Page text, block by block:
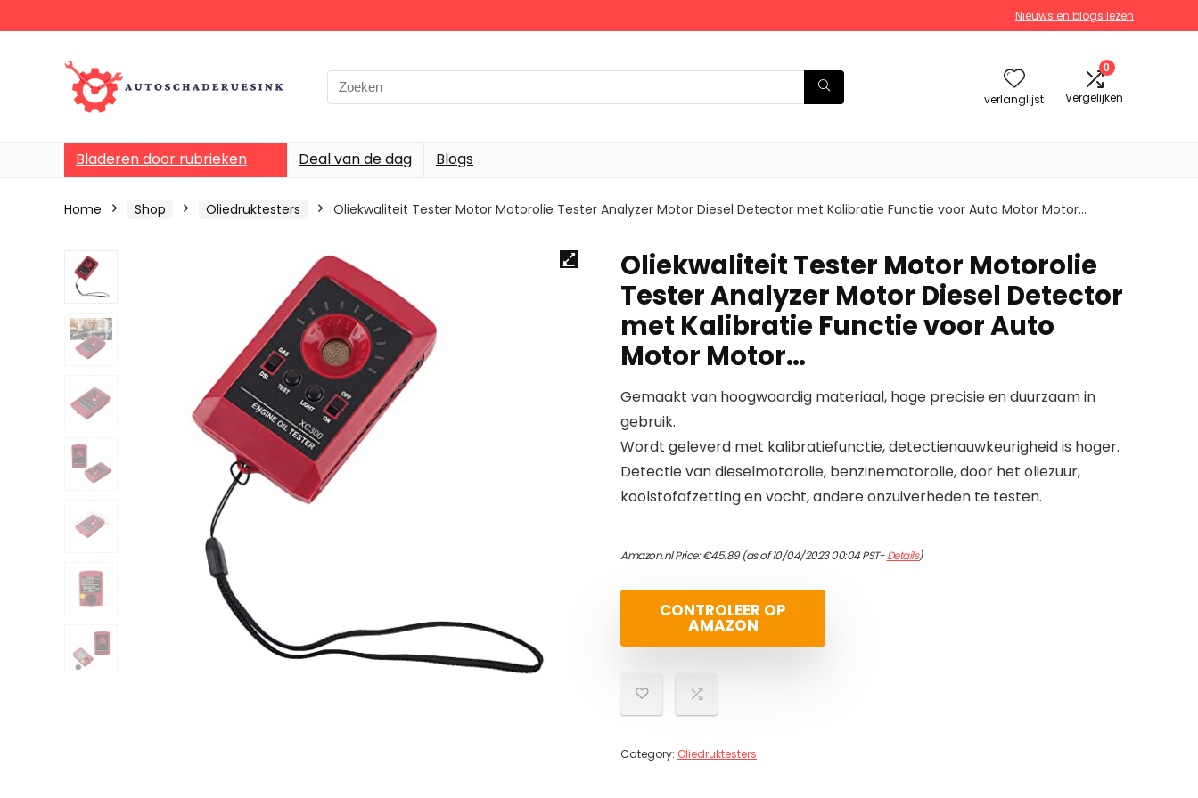
Nieuws en blogs lezen
verlanglijst
0
Vergelijken
Bladeren door rubrieken Deal van de dag Blogs
Home Shop Oliedruktesters Oliekwaliteit Tester Motor Motorolie Tester Analyzer Motor Diesel Detector met Kalibratie Functie voor Auto Motor Motor…
Oliekwaliteit Tester Motor Motorolie
Tester Analyzer Motor Diesel Detector
met Kalibratie Functie voor Auto
Motor Motor…
Gemaakt van hoogwaardig materiaal, hoge precisie en duurzaam in
gebruik.
Wordt geleverd met kalibratiefunctie, detectienauwkeurigheid is hoger.
Detectie van dieselmotorolie, benzinemotorolie, door het oliezuur,
koolstofafzetting en vocht, andere onzuiverheden te testen.
Amazon.nl Price:€45.89(as of 10/04/2023 00:04 PST-Details)
CONTROLEER OP
AMAZON
Category: Oliedruktesters